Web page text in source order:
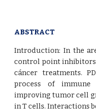
ABSTRACT
Introduction: In the
control point inhibitors
cáncer treatments.
process of immune
improving tumor cell
in T cells. Interactions